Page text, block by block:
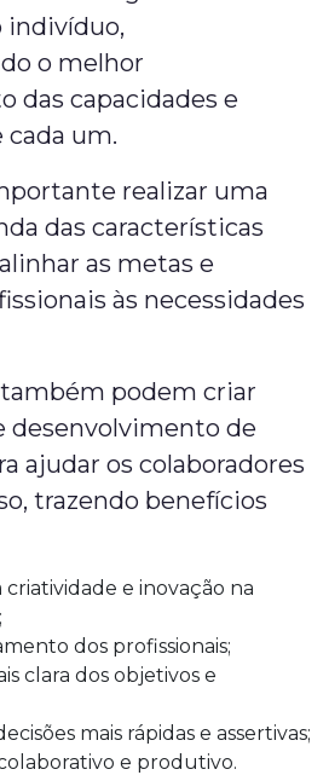
indivíduo,
o melhor
das capacidades e
um.
realizar uma
das características
as metas e
às necessidades
podem criar
desenvolvimento de
ajudar os colaboradores
trazendo benefícios
e inovação na
dos profissionais;
clara dos objetivos e
mais rápidas e assertivas;
e produtivo.